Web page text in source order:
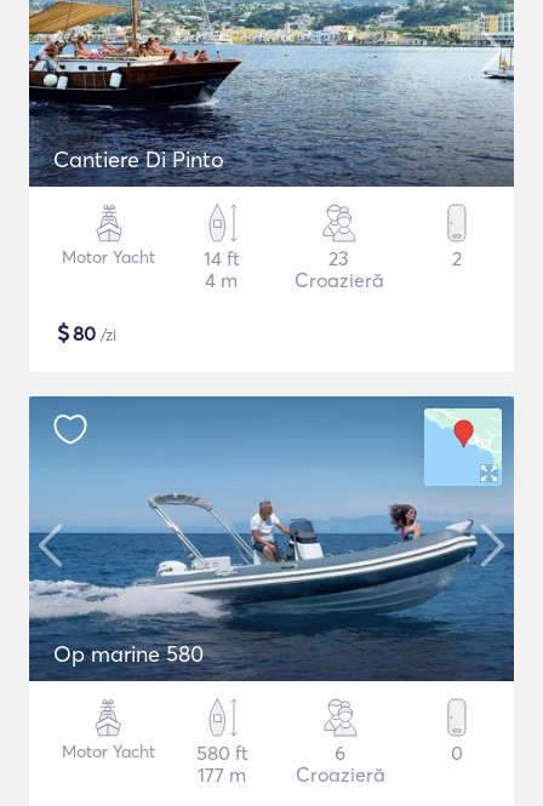
Cantiere Di Pinto
Motor Yacht
14 ft
4 m
23
Croazieră
2
$80 /zi
Op marine 580
Motor Yacht
580 ft
177 m
6
Croazieră
0